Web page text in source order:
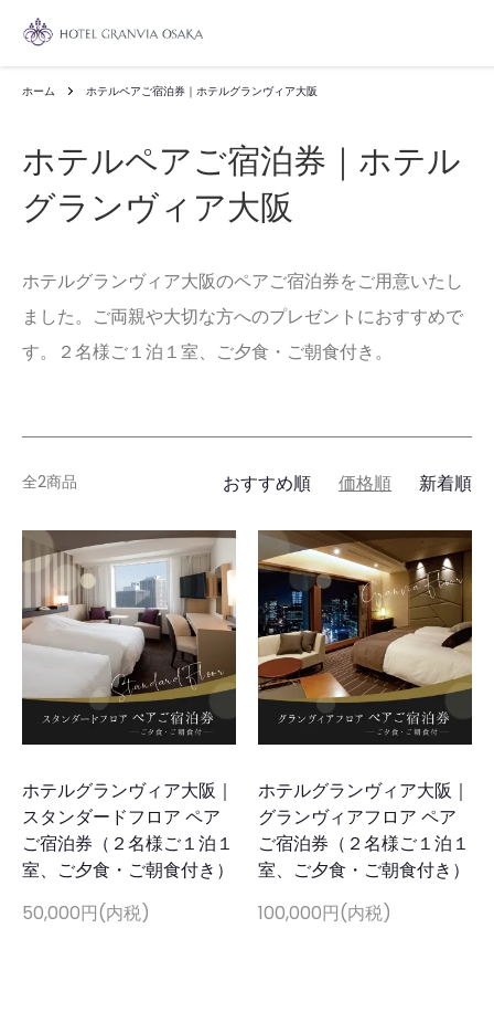
ホーム ホテルペアご宿泊券｜ホテルグランヴィア大阪
ホテルペアご宿泊券｜ホテル
グランヴィア大阪
ホテルグランヴィア大阪のペアご宿泊券をご用意いたし
ました。ご両親や大切な方へのプレゼントにおすすめで
す。２名様ご１泊１室、ご夕食・ご朝食付き。
全2商品 おすすめ順 価格順 新着順
ホテルグランヴィア大阪｜
スタンダードフロア ペア
ご宿泊券（２名様ご１泊１
室、ご夕食・ご朝食付き）
50,000円(内税)
ホテルグランヴィア大阪｜
グランヴィアフロア ペア
ご宿泊券（２名様ご１泊１
室、ご夕食・ご朝食付き）
100,000円(内税)